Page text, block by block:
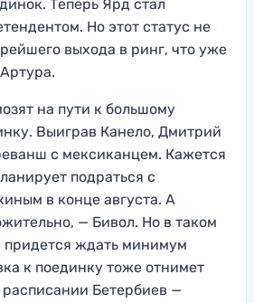
Теперь Ярд стал
Но этот статус не
выхода в ринг, что уже
на пути к большому
Выиграв Канело, Дмитрий
с мексиканцем. Кажется
подраться с
в конце августа. А
— Бивол. Но в таком
ждать минимум
к поединку тоже отнимет
Бетербиев —